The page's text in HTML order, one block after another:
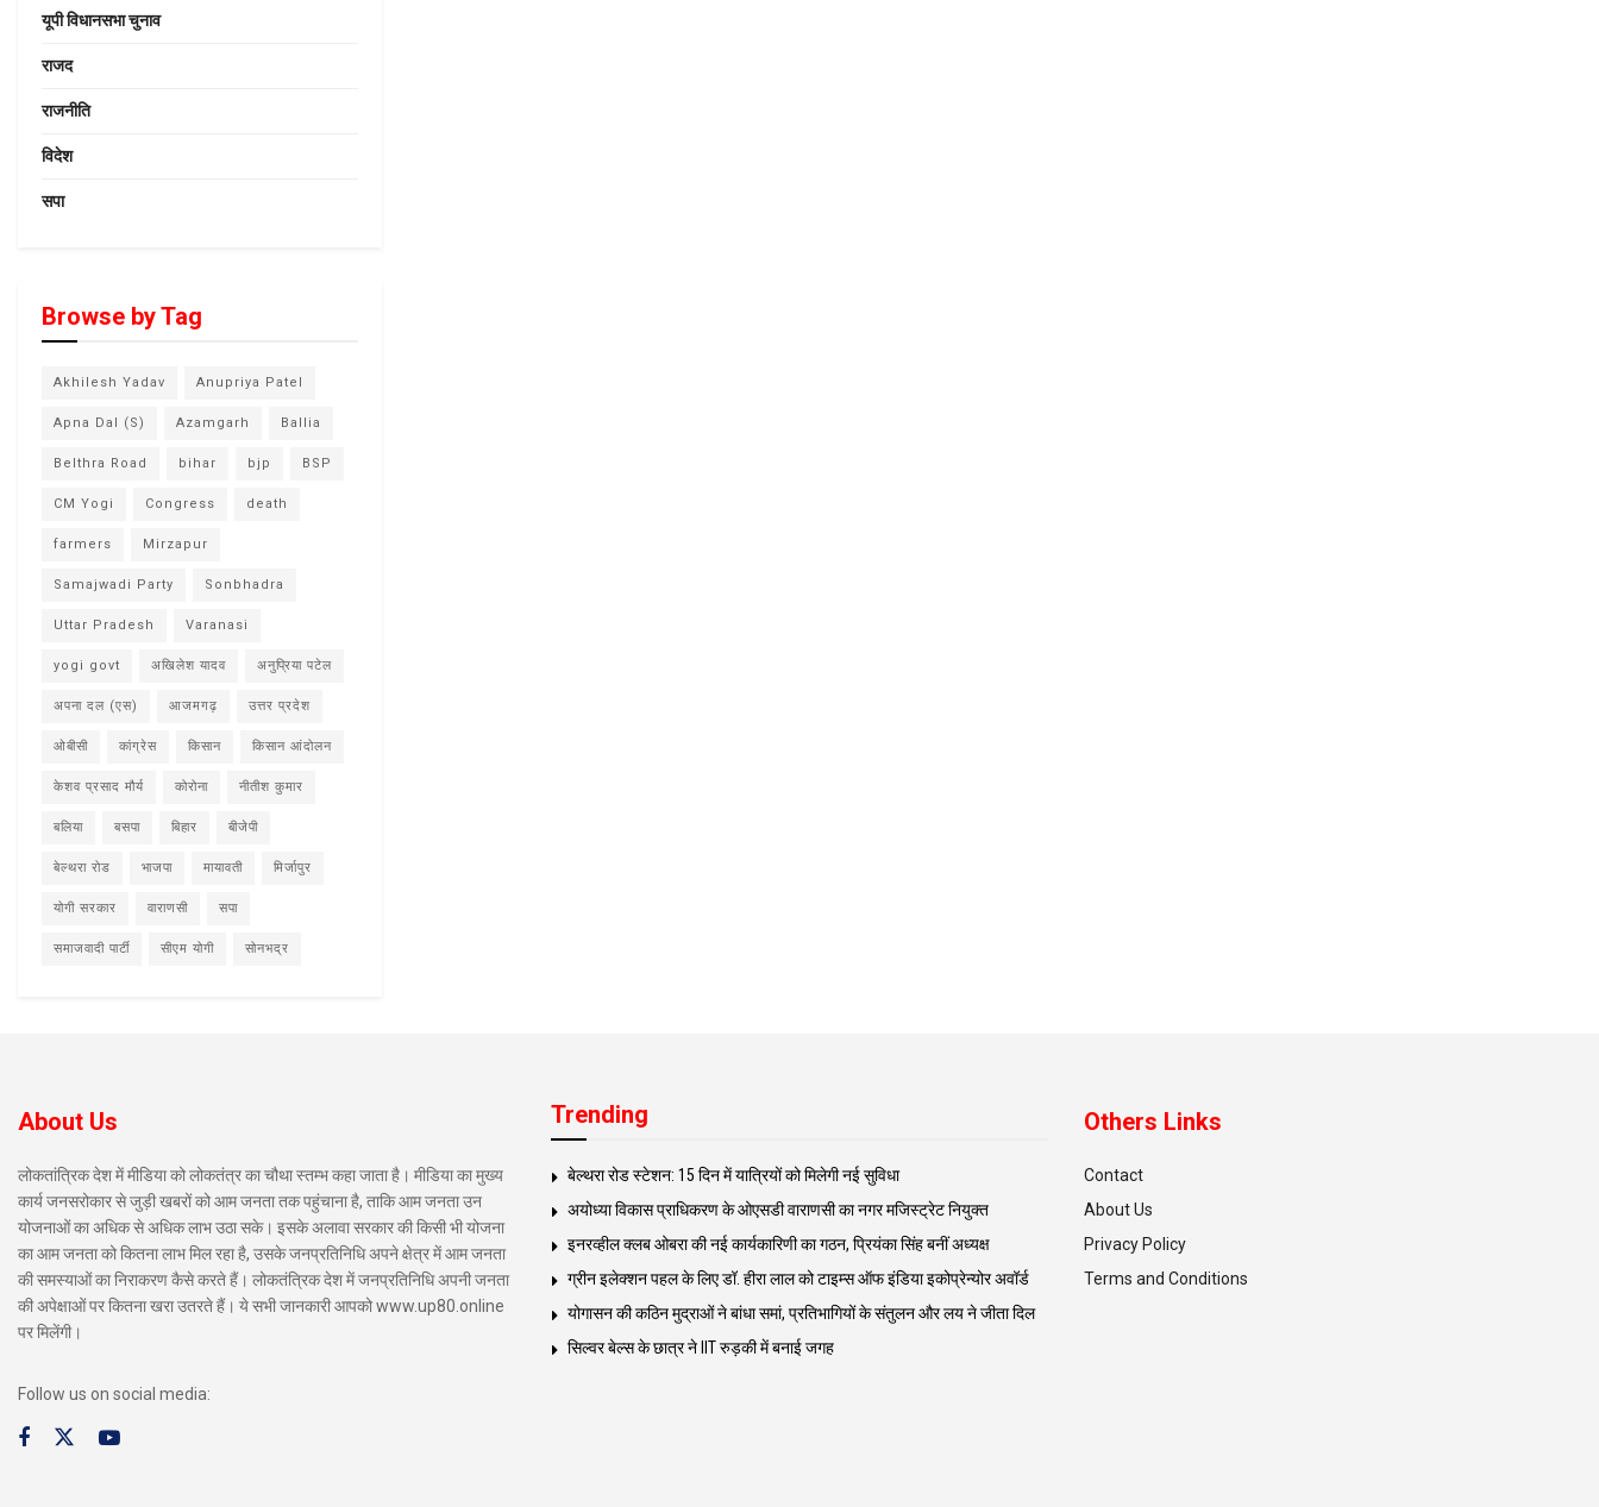
यूपी विधानसभा चुनाव
राजद
राजनीति
विदेश
सपा
Browse by Tag
Akhilesh Yadav Anupriya Patel
Apna Dal (S) Azamgarh Ballia
Belthra Road bihar bjp BSP
CM Yogi Congress death
farmers Mirzapur
Samajwadi Party Sonbhadra
Uttar Pradesh Varanasi
yogi govt अखिलेश यादव अनुप्रिया पटेल
अपना दल (एस) आजमगढ़ उत्तर प्रदेश
ओबीसी कांग्रेस किसान किसान आंदोलन
केशव प्रसाद मौर्य कोरोना नीतीश कुमार
बलिया बसपा बिहार बीजेपी
बेल्थरा रोड भाजपा मायावती मिर्जापुर
योगी सरकार वाराणसी सपा
समाजवादी पार्टी सीएम योगी सोनभद्र
About Us
लोकतांत्रिक देश में मीडिया को लोकतंत्र का चौथा स्तम्भ कहा जाता है। मीडिया का मुख्य
कार्य जनसरोकार से जुड़ी खबरों को आम जनता तक पहुंचाना है, ताकि आम जनता उन
योजनाओं का अधिक से अधिक लाभ उठा सके। इसके अलावा सरकार की किसी भी योजना
का आम जनता को कितना लाभ मिल रहा है, उसके जनप्रतिनिधि अपने क्षेत्र में आम जनता
की समस्याओं का निराकरण कैसे करते हैं। लोकतंत्रिक देश में जनप्रतिनिधि अपनी जनता
की अपेक्षाओं पर कितना खरा उतरते हैं। ये सभी जानकारी आपको www.up80.online
पर मिलेंगी।
Follow us on social media:
Trending
बेल्थरा रोड स्टेशन: 15 दिन में यात्रियों को मिलेगी नई सुविधा
अयोध्या विकास प्राधिकरण के ओएसडी वाराणसी का नगर मजिस्ट्रेट नियुक्त
इनरव्हील क्लब ओबरा की नई कार्यकारिणी का गठन, प्रियंका सिंह बनीं अध्यक्ष
ग्रीन इलेक्शन पहल के लिए डॉ. हीरा लाल को टाइम्स ऑफ इंडिया इकोप्रेन्योर अवॉर्ड
योगासन की कठिन मुद्राओं ने बांधा समां, प्रतिभागियों के संतुलन और लय ने जीता दिल
सिल्वर बेल्स के छात्र ने IIT रुड़की में बनाई जगह
Others Links
Contact
About Us
Privacy Policy
Terms and Conditions